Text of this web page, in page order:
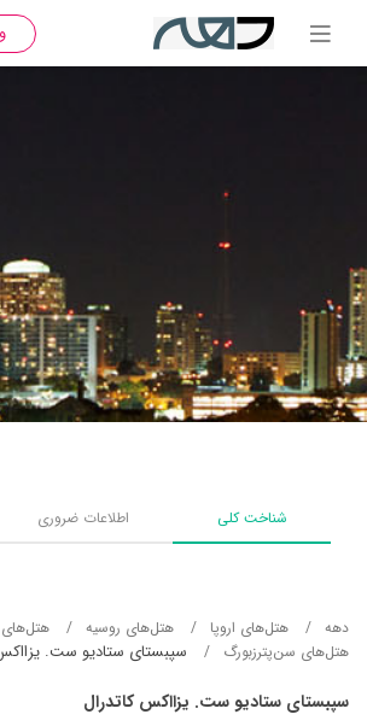
شناخت کلی اطلاعات ضروری
دهه هتل‌های اروپا هتل‌های روسیه
هتل‌های
هتل‌های سن‌پترزبورگ
سپبستای ستادیو ست.
سپبستای ستادیو ست. یزااکس کاتدرال